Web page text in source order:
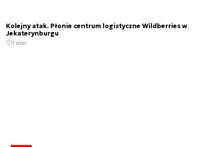
Kolejny atak. Płonie centrum logistyczne Wildberries w
Jekaterynburgu
1 min.